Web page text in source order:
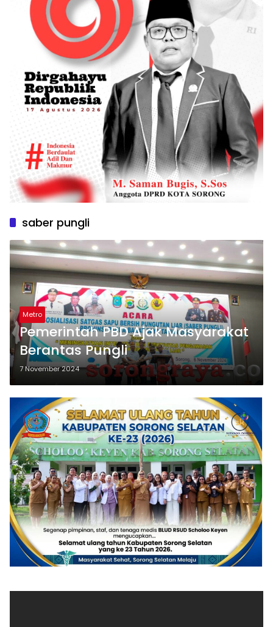
saber pungli
Metro
Pemerintah PBD Ajak Masyarakat
Berantas Pungli
7 November 2024